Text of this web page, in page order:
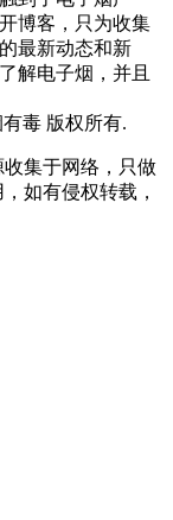
博客，只为收集
最新动态和新
解电子烟，并且
毒 版权所有.
集于网络，只做
如有侵权转载，